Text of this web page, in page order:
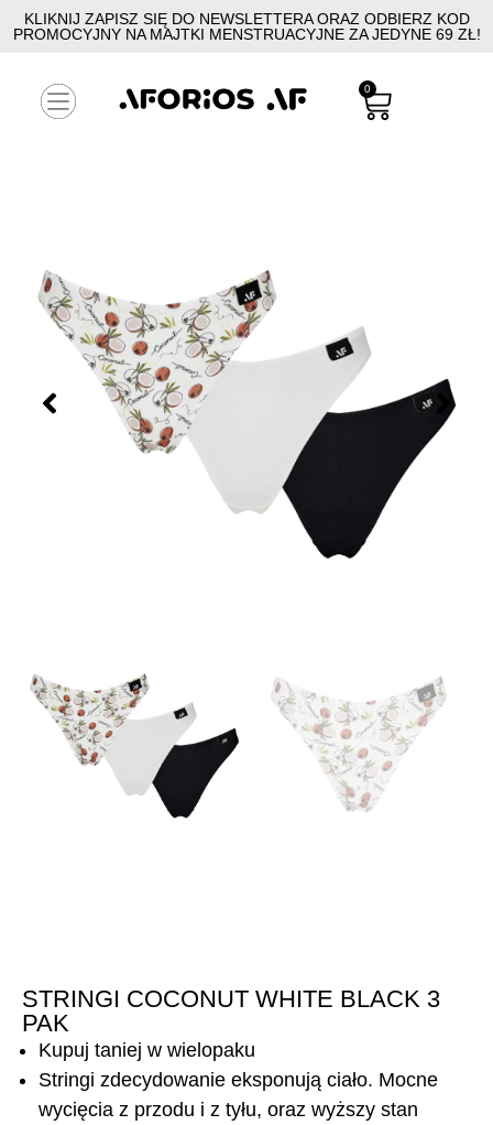
KLIKNIJ ZAPISZ SIĘ DO NEWSLETTERA ORAZ ODBIERZ KOD
PROMOCYJNY NA MAJTKI MENSTRUACYJNE ZA JEDYNE 69 ZŁ!
0
STRINGI COCONUT WHITE BLACK 3
PAK
Kupuj taniej w wielopaku
Stringi zdecydowanie eksponują ciało. Mocne
wycięcia z przodu i z tyłu, oraz wyższy stan